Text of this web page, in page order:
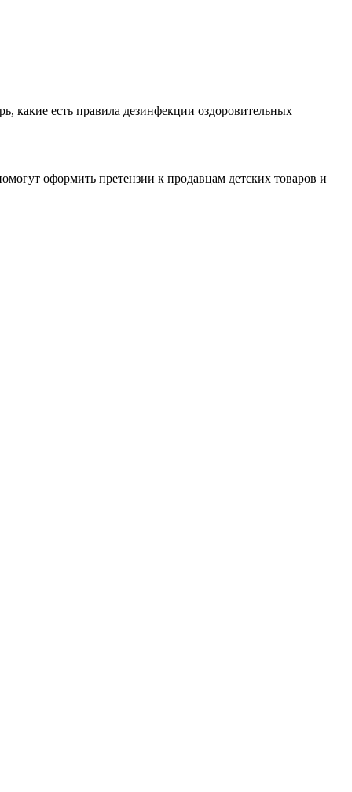
какие есть правила дезинфекции оздоровительных
оформить претензии к продавцам детских товаров и